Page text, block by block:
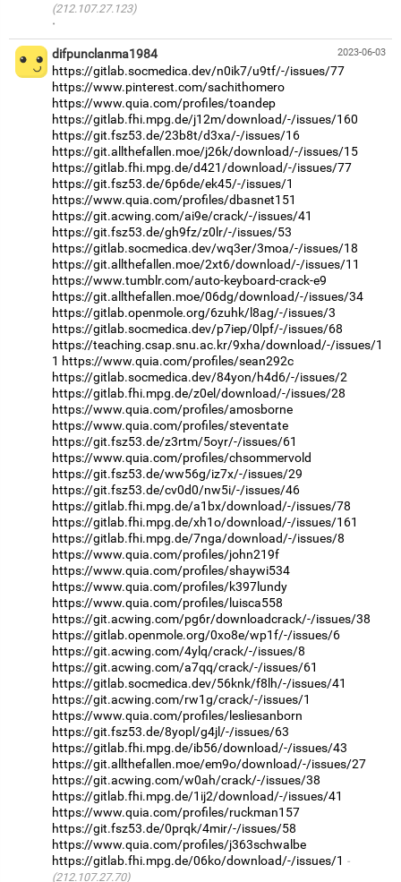
(212.107.27.123)
·
2023-06-03
difpunclanma1984
https://gitlab.socmedica.dev/n0ik7/u9tf/-/issues/77
https://www.pinterest.com/sachithomero
https://www.quia.com/profiles/toandep
https://gitlab.fhi.mpg.de/j12m/download/-/issues/160
https://git.fsz53.de/23b8t/d3xa/-/issues/16
https://git.allthefallen.moe/j26k/download/-/issues/15
https://gitlab.fhi.mpg.de/d421/download/-/issues/77
https://git.fsz53.de/6p6de/ek45/-/issues/1
https://www.quia.com/profiles/dbasnet151
https://git.acwing.com/ai9e/crack/-/issues/41
https://git.fsz53.de/gh9fz/z0lr/-/issues/53
https://gitlab.socmedica.dev/wq3er/3moa/-/issues/18
https://git.allthefallen.moe/2xt6/download/-/issues/11
https://www.tumblr.com/auto-keyboard-crack-e9
https://git.allthefallen.moe/06dg/download/-/issues/34
https://gitlab.openmole.org/6zuhk/l8ag/-/issues/3
https://gitlab.socmedica.dev/p7iep/0lpf/-/issues/68
https://teaching.csap.snu.ac.kr/9xha/download/-/issues/1
1 https://www.quia.com/profiles/sean292c
https://gitlab.socmedica.dev/84yon/h4d6/-/issues/2
https://gitlab.fhi.mpg.de/z0el/download/-/issues/28
https://www.quia.com/profiles/amosborne
https://www.quia.com/profiles/steventate
https://git.fsz53.de/z3rtm/5oyr/-/issues/61
https://www.quia.com/profiles/chsommervold
https://git.fsz53.de/ww56g/iz7x/-/issues/29
https://git.fsz53.de/cv0d0/nw5i/-/issues/46
https://gitlab.fhi.mpg.de/a1bx/download/-/issues/78
https://gitlab.fhi.mpg.de/xh1o/download/-/issues/161
https://gitlab.fhi.mpg.de/7nga/download/-/issues/8
https://www.quia.com/profiles/john219f
https://www.quia.com/profiles/shaywi534
https://www.quia.com/profiles/k397lundy
https://www.quia.com/profiles/luisca558
https://git.acwing.com/pg6r/downloadcrack/-/issues/38
https://gitlab.openmole.org/0xo8e/wp1f/-/issues/6
https://git.acwing.com/4ylq/crack/-/issues/8
https://git.acwing.com/a7qq/crack/-/issues/61
https://gitlab.socmedica.dev/56knk/f8lh/-/issues/41
https://git.acwing.com/rw1g/crack/-/issues/1
https://www.quia.com/profiles/lesliesanborn
https://git.fsz53.de/8yopl/g4jl/-/issues/63
https://gitlab.fhi.mpg.de/ib56/download/-/issues/43
https://git.allthefallen.moe/em9o/download/-/issues/27
https://git.acwing.com/w0ah/crack/-/issues/38
https://gitlab.fhi.mpg.de/1ij2/download/-/issues/41
https://www.quia.com/profiles/ruckman157
https://git.fsz53.de/0prqk/4mir/-/issues/58
https://www.quia.com/profiles/j363schwalbe
https://gitlab.fhi.mpg.de/06ko/download/-/issues/1
(212.107.27.70)